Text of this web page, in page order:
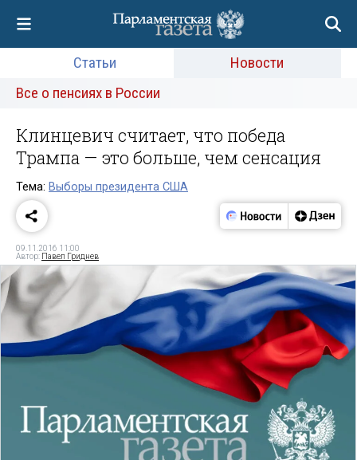
Статьи
Новости
Все о пенсиях в России
Клинцевич считает, что победа
Трампа — это больше, чем сенсация
Тема: Выборы президента США
09.11.2016 11:00
Автор: Павел Гриднев